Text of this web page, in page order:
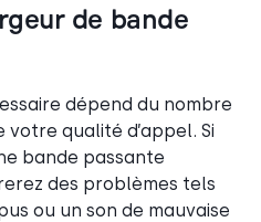
de bande
dépend du nombre
votre qualité d’appel. Si
bande passante
des problèmes tels
ou un son de mauvaise